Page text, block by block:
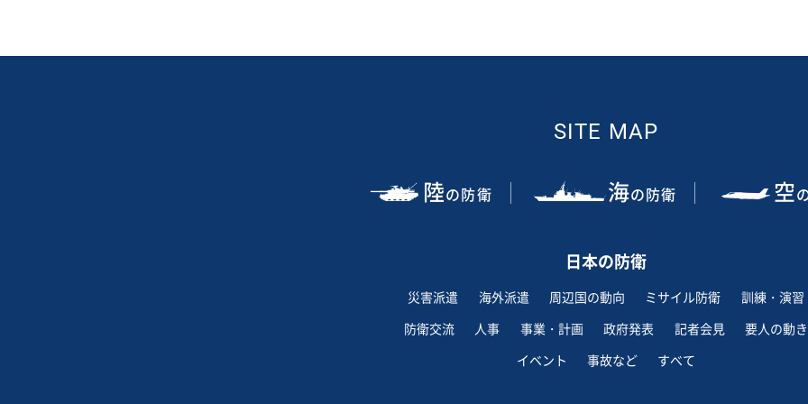
SITE MAP
陸の防衛 海の防衛 空
日本の防衛
災害派遣 海外派遣 周辺国の動向 ミサイル防衛
訓練・演習
防衛交流
人事 事業・計画 政府発表 記者会見
要人の動き
イベント
事故など すべて